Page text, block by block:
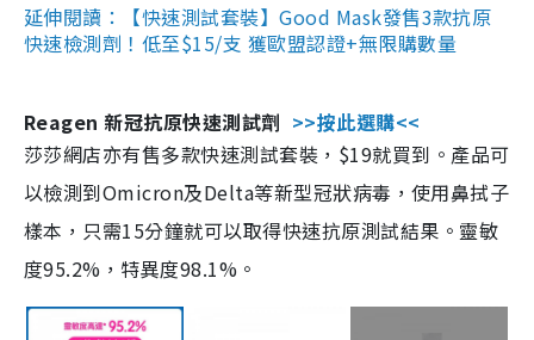
延伸閱讀：【快速測試套裝】Good Mask發售3款抗原
快速檢測劑！低至$15/支 獲歐盟認證+無限購數量
Reagen 新冠抗原快速測試劑 >>按此選購<<
莎莎網店亦有售多款快速測試套裝，$19就買到。產品可
以檢測到Omicron及Delta等新型冠狀病毒，使用鼻拭子
樣本，只需15分鐘就可以取得快速抗原測試結果。靈敏
度95.2%，特異度98.1%。